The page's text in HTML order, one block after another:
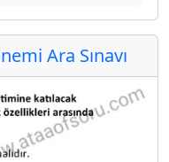
Ara Sınavı